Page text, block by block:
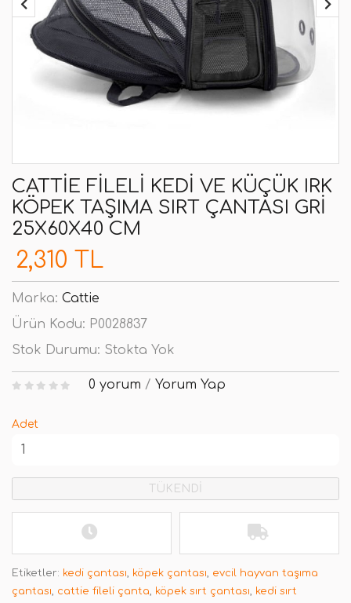
CATTIE FILELI KEDI VE KÜÇÜK IRK
KÖPEK TAŞIMA SIRT ÇANTASI GRI
25X60X40 CM
2,310 TL
Marka: Cattie
Ürün Kodu: P0028837
Stok Durumu: Stokta Yok
0 yorum / Yorum Yap
Adet
TÜKENDİ
Etiketler: kedi çantası, köpek çantası, evcil hayvan taşıma
çantası, cattie fileli çanta, köpek sırt çantası, kedi sırt